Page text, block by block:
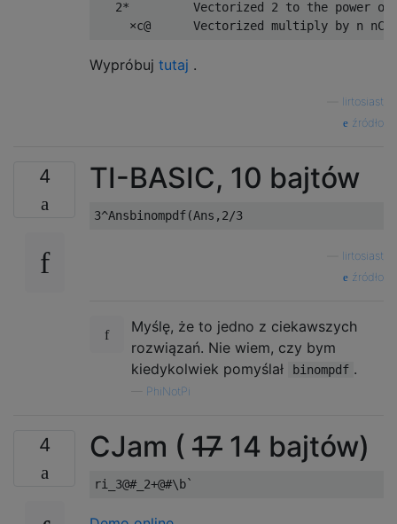
2*         Vectorized 2 to the power of
Wypróbuj tutaj .
lirtosiast
źródło
4 TI-BASIC, 10 bajtów
lirtosiast
źródło
Myślę, że to jedno z ciekawszych
rozwiązań. Nie wiem, czy bym
kiedykolwiek pomyślał
binompdf .
PhiNotPi
4 CJam ( 17 14 bajtów)